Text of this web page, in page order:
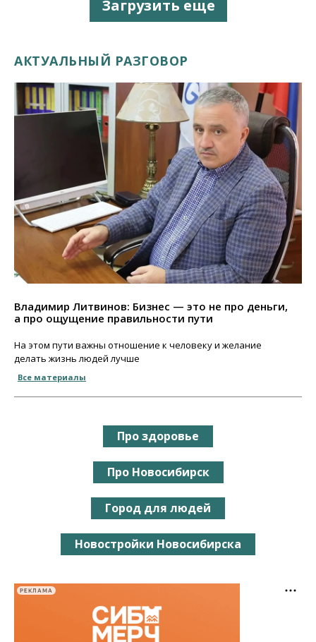
Загрузить еще
АКТУАЛЬНЫЙ РАЗГОВОР
Владимир Литвинов: Бизнес — это не про деньги,
а про ощущение правильности пути
На этом пути важны отношение к человеку и желание
делать жизнь людей лучше
Все материалы
Про здоровье
Про Новосибирск
Город для людей
Новостройки Новосибирска
РЕКЛАМА